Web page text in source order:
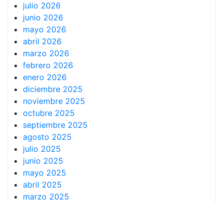
julio 2026
junio 2026
mayo 2026
abril 2026
marzo 2026
febrero 2026
enero 2026
diciembre 2025
noviembre 2025
octubre 2025
septiembre 2025
agosto 2025
julio 2025
junio 2025
mayo 2025
abril 2025
marzo 2025